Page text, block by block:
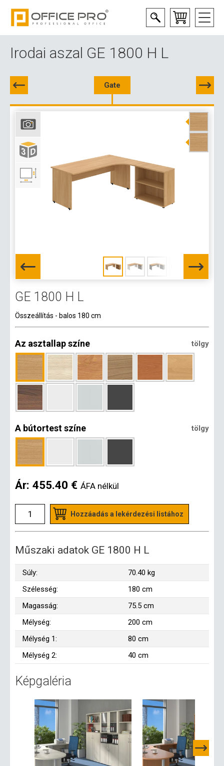
Irodai aszal GE 1800 H L
Gate
GE 1800 H L
Összeállítás - balos 180 cm
Az asztallap színe tölgy
A bútortest színe tölgy
Ár: 455.40 € ÁFA nélkül
Hozzáadás a lekérdezési listához
Műszaki adatok GE 1800 H L
Súly:
70.40 kg
Szélesség:
180 cm
Magasság:
75.5 cm
Mélység:
200 cm
Mélység 1:
80 cm
Mélység 2:
40 cm
Képgaléria